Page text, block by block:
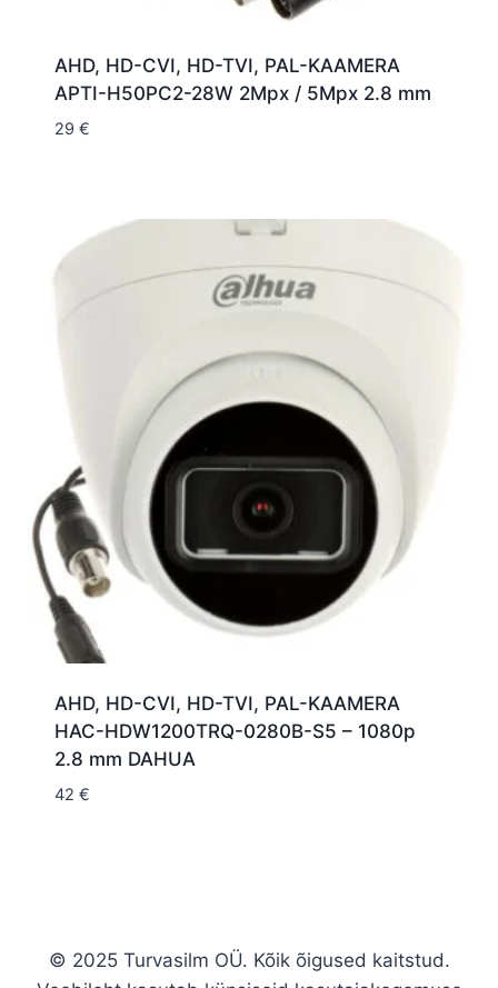
AHD, HD-CVI, HD-TVI, PAL-KAAMERA
APTI-H50PC2-28W 2Mpx / 5Mpx 2.8 mm
29 €
AHD, HD-CVI, HD-TVI, PAL-KAAMERA
HAC-HDW1200TRQ-0280B-S5 – 1080p
2.8 mm DAHUA
42 €
© 2025 Turvasilm OÜ. Kõik õigused kaitstud.